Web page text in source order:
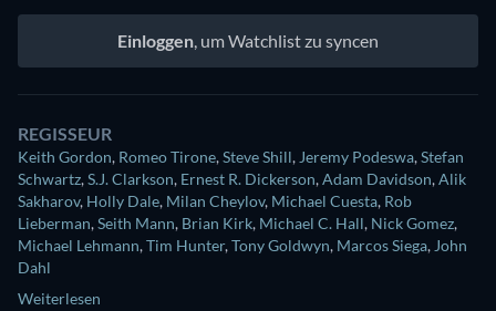
Einloggen , um Watchlist zu syncen
REGISSEUR
Keith Gordon, Romeo Tirone,Steve Shill, Jeremy Podeswa,Stefan
Schwartz,S.J. Clarkson, Ernest R. Dickerson,Adam Davidson,Alik
Sakharov, Holly Dale, Milan Cheylov, Michael Cuesta, Rob
Lieberman,Seith Mann, Brian Kirk, Michael C. Hall, Nick Gomez,
Michael Lehmann,Tim Hunter,Tony Goldwyn, Marcos Siega, John
Dahl
Weiterlesen